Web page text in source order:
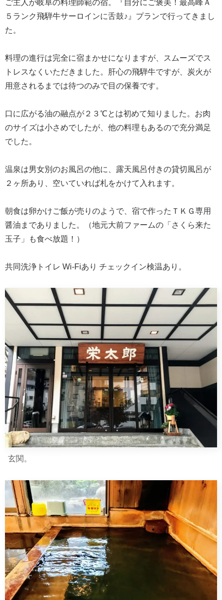
ご主人が岐阜の料理師範の宿。『自分にご褒美！最高峰Ａ
５ランク飛騨牛サーロインに舌鼓♪』プランで行ってきまし
た。
料理の進行は完全に宿まかせになりますが、スムーズでス
トレスなくいただきました。肝心の飛騨牛ですが、炭火が
用意されるまでは待つのみで目の保養です。
口に広がる油の融点が２３℃とは初めて知りました。お肉
のサイズは小さめでしたが、他の料理もあるので充分満足
でした。
温泉は男女別のお風呂の他に、露天風呂付きの貸切風呂が
２ヶ所あり、空いていれば札をかけて入れます。
朝食は卵かけご飯が売りのようで、宿で作ったＴＫＧ専用
醤油までありました。（地元大前ファームの「さくら来た
玉子」も食べ放題！）
共同洗浄トイレ Wi-Fiあり チェックイン検温あり。
玄関。